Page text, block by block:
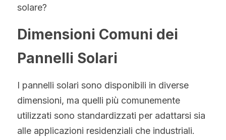
Russo
Arabo
Indonesiano
Ceco
Inglese
solare?
Dimensioni Comuni dei
Pannelli Solari
I pannelli solari sono disponibili in diverse
dimensioni, ma quelli più comunemente
utilizzati sono standardizzati per adattarsi sia
alle applicazioni residenziali che industriali.